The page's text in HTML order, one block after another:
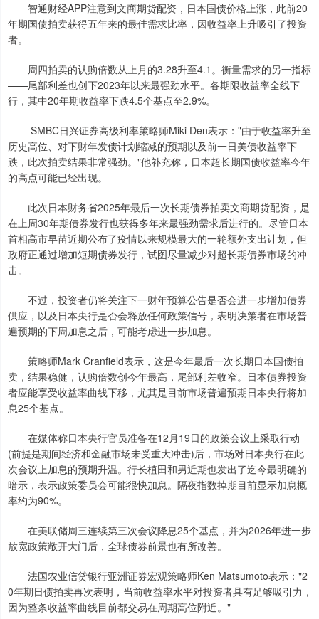
智通财经APP注意到文商期货配资，日本国债价格上涨，此前20
年期国债拍卖获得五年来的最佳需求比率，因收益率上升吸引了投资
者。
周四拍卖的认购倍数从上月的3.28升至4.1。衡量需求的另一指标
——尾部利差也创下2023年以来最强劲水平。各期限收益率全线下
行，其中20年期收益率下跌4.5个基点至2.9%。
SMBC日兴证券高级利率策略师Miki Den表示："由于收益率升至
历史高位、对下财年发债计划缩减的预期以及前一日美债收益率下
跌，此次拍卖结果非常强劲。"他补充称，日本超长期国债收益率今年
的高点可能已经出现。
此次日本财务省2025年最后一次长期债券拍卖文商期货配资，是
在上周30年期债券发行也获得多年来最强劲需求后进行的。尽管日本
首相高市早苗近期公布了疫情以来规模最大的一轮额外支出计划，但
政府正通过增加短期债券发行，试图尽量减少对超长期债券市场的冲
击。
不过，投资者仍将关注下一财年预算公告是否会进一步增加债券
供应，以及日本央行是否会释放任何政策信号，表明决策者在市场普
遍预期的下周加息之后，可能考虑进一步加息。
策略师Mark Cranfield表示，这是今年最后一次长期日本国债拍
卖，结果稳健，认购倍数创今年最高，尾部利差收窄。日本债券投资
者应能享受收益率曲线下移，尤其是目前市场普遍预期日本央行将加
息25个基点。
在媒体称日本央行官员准备在12月19日的政策会议上采取行动
(前提是期间经济和金融市场未受重大冲击)后，市场对日本央行在此
次会议上加息的预期升温。行长植田和男近期也发出了迄今最明确的
暗示，表示政策委员会可能很快加息。隔夜指数掉期目前显示加息概
率约为90%。
在美联储周三连续第三次会议降息25个基点，并为2026年进一步
放宽政策敞开大门后，全球债券前景也有所改善。
法国农业信贷银行亚洲证券宏观策略师Ken Matsumoto表示："2
0年期日债拍卖再次表明，当前收益率水平对投资者具有足够吸引力，
因为整条收益率曲线目前都交易在周期高位附近。"